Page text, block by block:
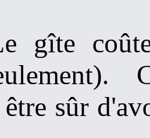
gîte
sûr